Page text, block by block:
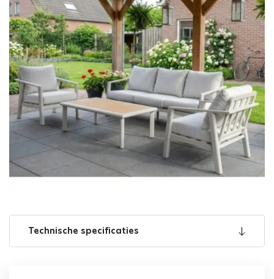
Technische specificaties